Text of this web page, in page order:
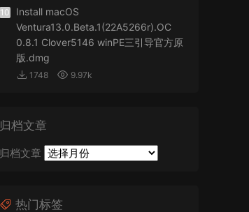
10
Install macOS
Ventura13.0.Beta.1(22A5266r).OC
0.8.1 Clover5146 winPE三引导官方原
版.dmg
1748 9.97k
归档文章
归档文章
热门标签